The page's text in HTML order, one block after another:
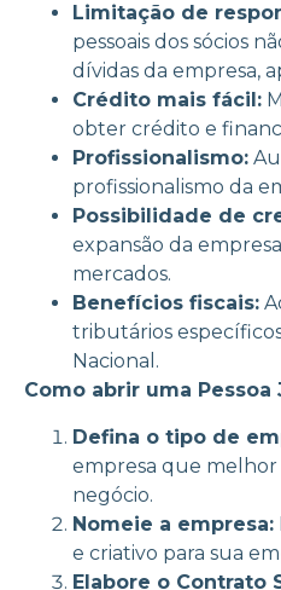
Limitação de
pessoais dos sócios
dívidas da empresa,
Crédito mais fácil:
obter crédito e
Profissionalismo:
profissionalismo da
Possibilidade de
expansão da
mercados.
Benefícios fiscais:
tributários
Nacional.
Como abrir uma Pessoa
Defina o tipo de
empresa que melhor
negócio.
Nomeie a empresa:
e criativo para sua
Elabore o Contrato